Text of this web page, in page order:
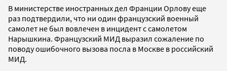
В министерстве иностранных дел Франции Орлову еще
раз подтвердили, что ни один французский военный
самолет не был вовлечен в инцидент с самолетом
Нарышкина. Французский МИД выразил сожаление по
поводу ошибочного вызова посла в Москве в российский
МИД.